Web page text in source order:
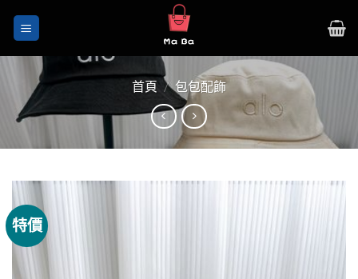
首頁 / 包包配飾
特價